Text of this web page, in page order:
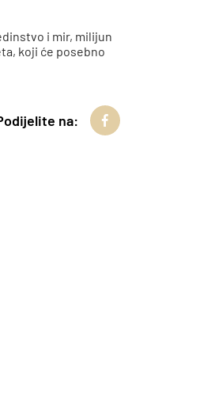
i mir, milijun
koji će posebno
na: